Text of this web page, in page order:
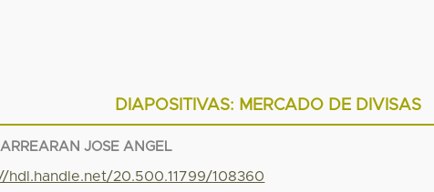
DIAPOSITIVAS: MERCADO DE DIVISAS
JOSE ANGEL
hdl.handle.net/20.500.11799/108360